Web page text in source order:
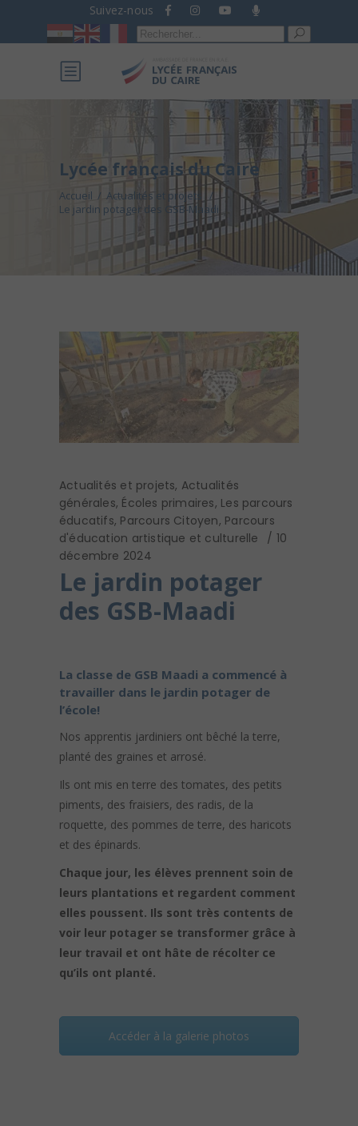
Suivez-nous
Recherche
pour :
Lycée français du Caire
Accueil / Actualités et projets
/
Le jardin potager des GSB-Maadi
Actualités et projets, Actualités
générales, Écoles primaires, Les parcours
éducatifs, Parcours Citoyen, Parcours
d'éducation artistique et culturelle
10
décembre 2024
Le jardin potager
des GSB-Maadi
La classe de GSB Maadi a commencé à
travailler dans le jardin potager de
l’école!
Nos apprentis jardiniers ont bêché la terre,
planté des graines et arrosé.
Ils ont mis en terre des tomates, des petits
piments, des fraisiers, des radis, de la
roquette, des pommes de terre, des haricots
et des épinards.
Chaque jour, les élèves prennent soin de
leurs plantations et regardent comment
elles poussent. Ils sont très contents de
voir leur potager se transformer grâce à
leur travail et ont hâte de récolter ce
qu’ils ont planté.
Accéder à la galerie photos